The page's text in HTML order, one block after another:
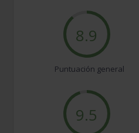
8.9
Puntuación general
9.5